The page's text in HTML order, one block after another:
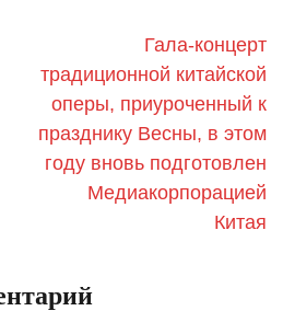
Гала-концерт
традиционной китайской
оперы, приуроченный к
празднику Весны, в этом
году вновь подготовлен
Медиакорпорацией
Китая